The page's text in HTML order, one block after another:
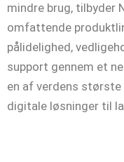
mindre brug, tilbyder
omfattende
pålidelighed,
support gennem et
en af verdens
digitale løsninger til